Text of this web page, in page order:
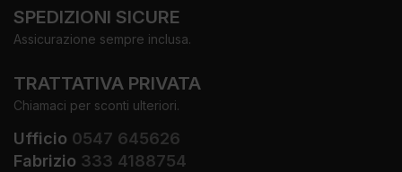
SPEDIZIONI SICURE
Assicurazione sempre inclusa.
TRATTATIVA PRIVATA
Chiamaci per sconti ulteriori.
Ufficio 0547 645626
Fabrizio 333 4188754